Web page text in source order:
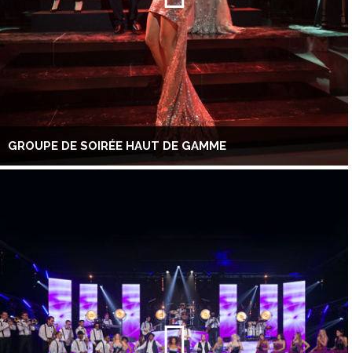
GROUPE DE SOIRÉE HAUT DE GAMME